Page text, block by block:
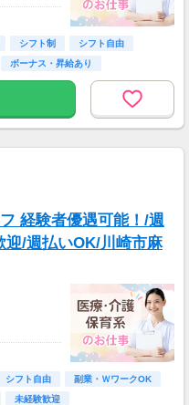
）
種類に
ます）
なる場
シフト制
シフト自由
ボーナス・昇給あり
経験者優遇可能！/週
迎/週払いOK/川崎市麻
シフト自由
副業・ＷワークOK
未経験歓迎